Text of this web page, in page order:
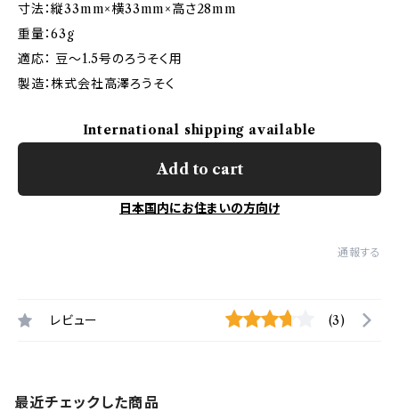
寸法：縦33mm×横33mm×高さ28mm
重量：63g
適応： 豆～1.5号のろうそく用
製造：株式会社高澤ろうそく
International shipping available
Add to cart
日本国内にお住まいの方向け
通報する
レビュー (3)
最近チェックした商品